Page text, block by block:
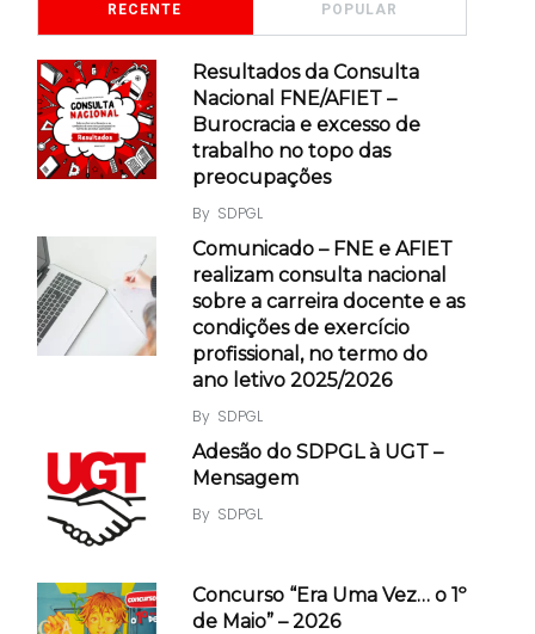
RECENTE POPULAR
Resultados da Consulta
Nacional FNE/AFIET –
Burocracia e excesso de
trabalho no topo das
preocupações
By SDPGL
Comunicado – FNE e AFIET
realizam consulta nacional
sobre a carreira docente e as
condições de exercício
profissional, no termo do
ano letivo 2025/2026
By SDPGL
Adesão do SDPGL à UGT –
Mensagem
By SDPGL
Concurso “Era Uma Vez… o 1º
de Maio” – 2026